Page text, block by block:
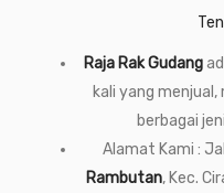
Raja Rak Gudang
kali yang
berbagai
Alamat Kami :
Rambutan, Kec.